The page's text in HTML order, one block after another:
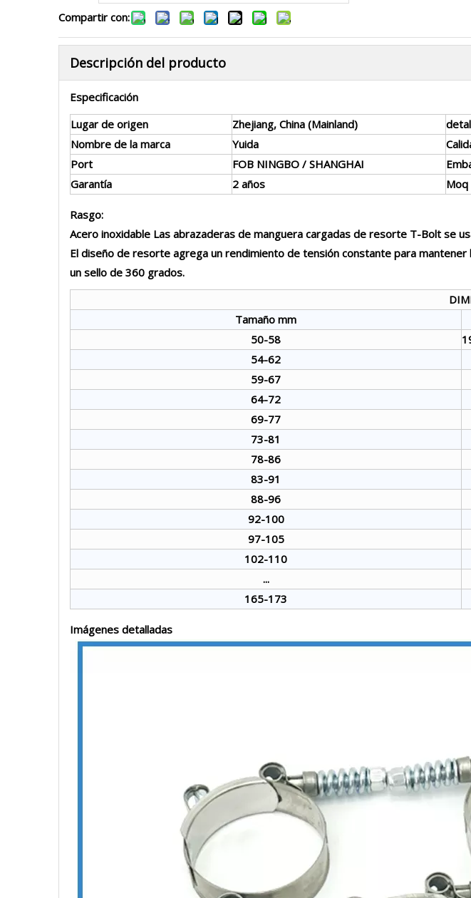
Compartir con:
Descripción del producto
Especificación
Lugar de origen
Zhejiang, China (Mainland)
Nombre de la marca
Yuida
Port
FOB NINGBO / SHANGHAI
Garantía
2 años Moq
Rasgo:
Acero inoxidable Las abrazaderas de manguera cargadas de resorte T-Bolt se
El diseño de resorte agrega un rendimiento de tensión constante para
un sello de 360 ​​grados.
Tamaño mm
50-58
54-62
59-67
64-72
69-77
73-81
78-86
83-91
88-96
92-100
97-105
102-110
...
165-173
Imágenes detalladas